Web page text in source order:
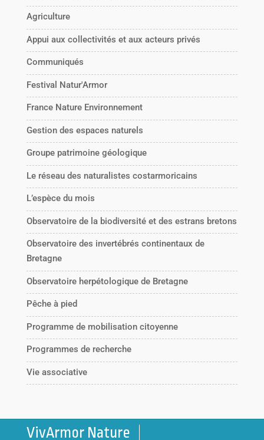
Agriculture
Appui aux collectivités et aux acteurs privés
Communiqués
Festival Natur'Armor
France Nature Environnement
Gestion des espaces naturels
Groupe patrimoine géologique
Le réseau des naturalistes costarmoricains
L’espèce du mois
Observatoire de la biodiversité et des estrans bretons
Observatoire des invertébrés continentaux de
Bretagne
Observatoire herpétologique de Bretagne
Pêche à pied
Programme de mobilisation citoyenne
Programmes de recherche
Vie associative
VivArmor Nature